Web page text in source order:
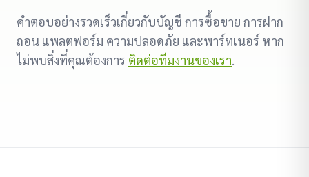
คำตอบอย่างรวดเร็วเกี่ยวกับบัญชี การซื้อขาย การฝาก
ถอน แพลตฟอร์ม ความปลอดภัย และพาร์ทเนอร์ หาก
ไม่พบสิ่งที่คุณต้องการ ติดต่อทีมงานของเรา.